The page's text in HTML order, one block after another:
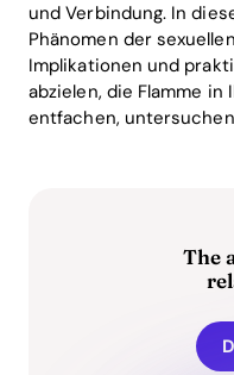
und Verbindung. In
Phänomen der
Implikationen und
abzielen, die Flamme in
entfachen,
The